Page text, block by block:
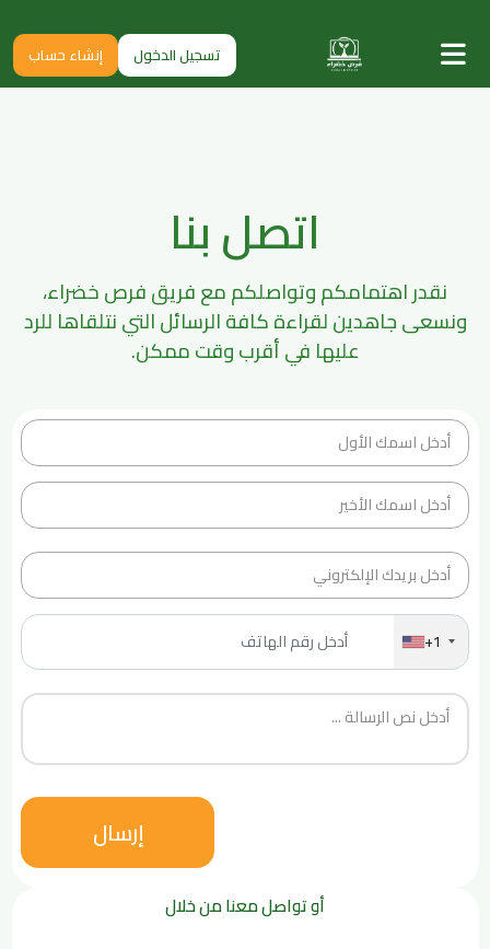
تسجيل الدخول إنشاء حساب
اتصل بنا
نقدر اهتمامكم وتواصلكم مع فريق فرص خضراء،
ونسعى جاهدين لقراءة كافة الرسائل التي نتلقاها للرد
عليها في أقرب وقت ممكن.
+1
إرسال
أو تواصل معنا من خلال